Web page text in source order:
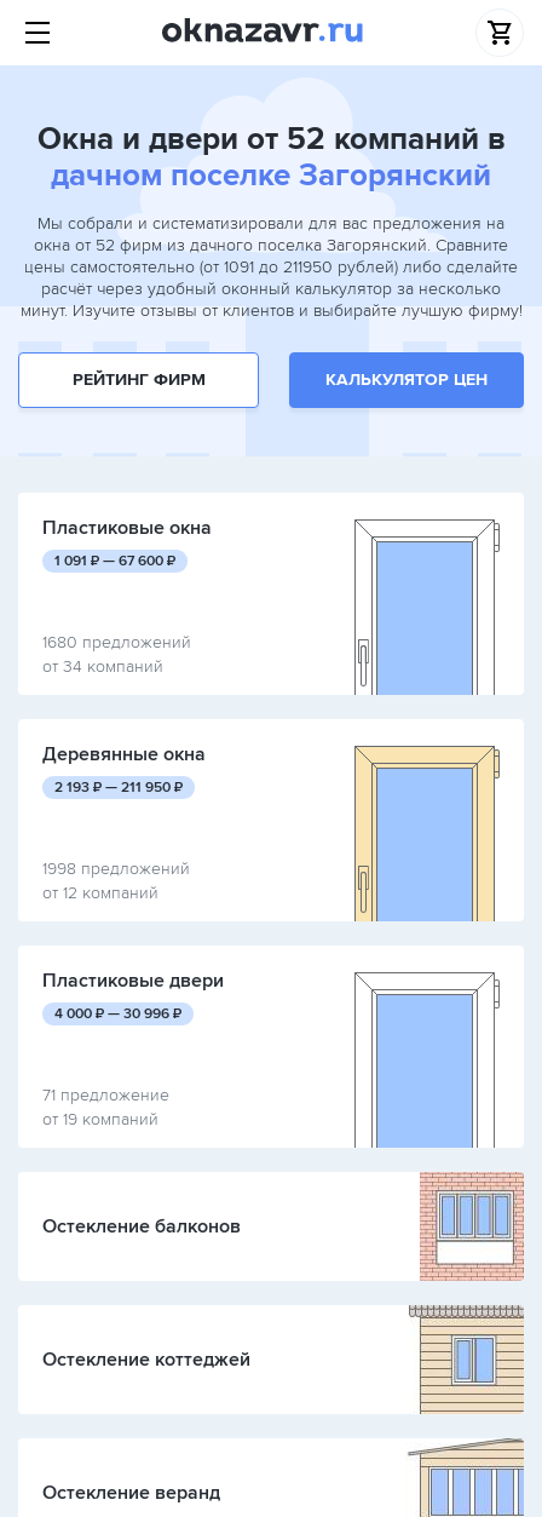
Окна и двери от 52 компаний в
дачном поселке Загорянский
Мы собрали и систематизировали для вас предложения на
окна от 52 фирм из дачного поселка Загорянский. Сравните
цены самостоятельно (от 1091 до 211950 рублей) либо сделайте
расчёт через удобный оконный калькулятор за несколько
минут. Изучите отзывы от клиентов и выбирайте лучшую фирму!
РЕЙТИНГ ФИРМ КАЛЬКУЛЯТОР ЦЕН
Пластиковые окна
1 091 руб.
₽ — 67 600 руб.
₽
1680 предложений
от 34 компаний
Деревянные окна
2 193 руб.
₽ — 211 950 руб.
₽
1998 предложений
от 12 компаний
Пластиковые двери
4 000 руб.
₽ — 30 996 руб.
₽
71 предложение
от 19 компаний
Остекление балконов
Остекление коттеджей
Остекление веранд